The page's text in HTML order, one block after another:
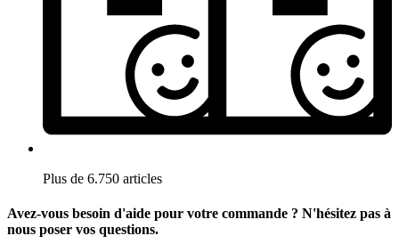
Plus de 6.750 articles
Avez-vous besoin d'aide pour votre commande ? N'hésitez pas à
nous poser vos questions.